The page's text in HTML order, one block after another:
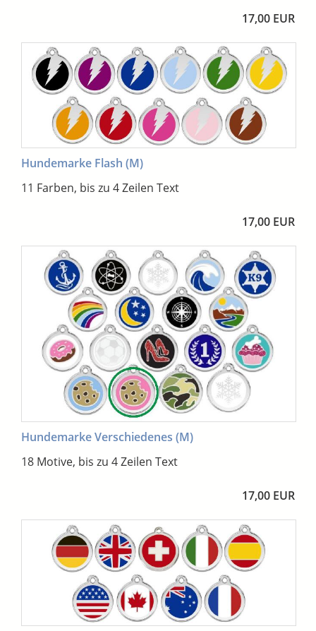
17,00 EUR
Hundemarke Flash (M)
11 Farben, bis zu 4 Zeilen Text
17,00 EUR
Hundemarke Verschiedenes (M)
18 Motive, bis zu 4 Zeilen Text
17,00 EUR